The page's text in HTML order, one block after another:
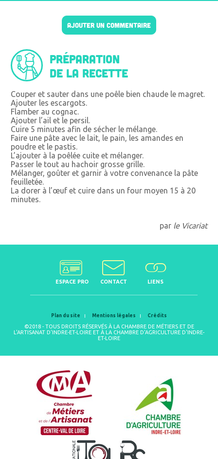
AJOUTER UN COMMENTAIRE
Préparation
de la recette
Couper et sauter dans une poêle bien chaude le magret.
Ajouter les escargots.
Flamber au cognac.
Ajouter l’ail et le persil.
Cuire 5 minutes afin de sécher le mélange.
Faire une pâte avec le lait, le pain, les amandes en
poudre et le pastis.
L’ajouter à la poêlée cuite et mélanger.
Passer le tout au hachoir grosse grille.
Mélanger, goûter et garnir à votre convenance la pâte
feuilletée.
La dorer à l’œuf et cuire dans un four moyen 15 à 20
minutes.
par le Vicariat
ESPACE PRO CONTACT LIENS
Plan du site Mentions légales Crédits
©2018 - TOUS DROITS RÉSERVÉS À LA CHAMBRE DE MÉTIERS ET DE
L'ARTISANAT D'INDRE-ET-LOIRE ET À LA CHAMBRE D'AGRICULTURE D'INDRE-
ET-LOIRE